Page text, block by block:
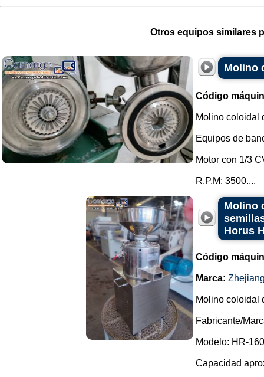
Otros equipos similares
Molino
Código
Molino coloidal
Equipos de
Motor con 1/3
R.P.M: 3500....
Molino
Horus
Código
Marca:
Molino coloidal
Fabricante/
Modelo: HR-
Capacidad